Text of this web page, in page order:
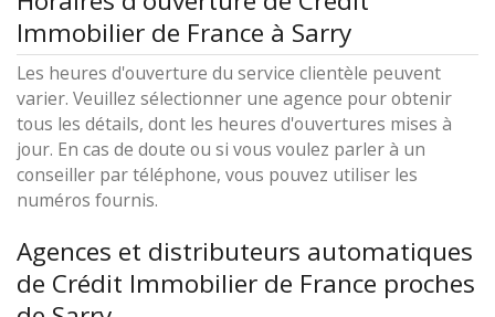
Immobilier de France à Sarry
Les heures d'ouverture du service clientèle peuvent
varier. Veuillez sélectionner une agence pour obtenir
tous les détails, dont les heures d'ouvertures mises à
jour. En cas de doute ou si vous voulez parler à un
conseiller par téléphone, vous pouvez utiliser les
numéros fournis.
Agences et distributeurs automatiques
de Crédit Immobilier de France proches